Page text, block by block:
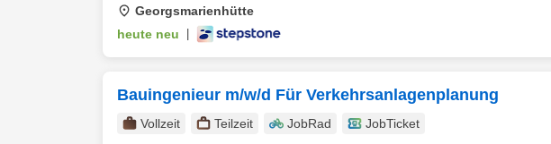
Georgsmarienhütte
heute neu
Bauingenieur m/w/d Für Verkehrsanlagenplanung
Vollzeit Teilzeit JobRad
JobTicket